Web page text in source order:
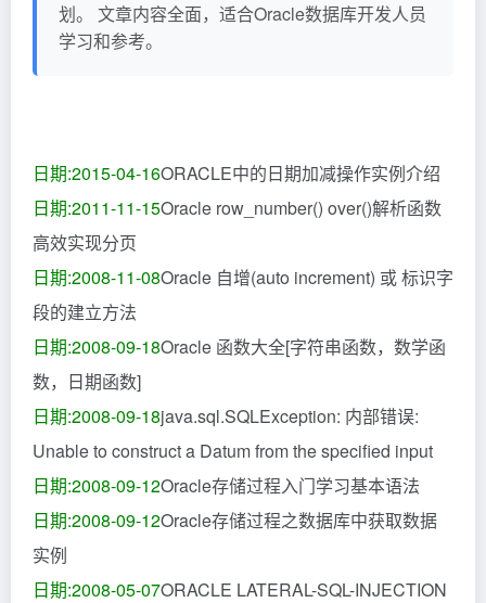
划。 文章内容全面，适合Oracle数据库开发人员
学习和参考。
日期:2015-04-16ORACLE中的日期加减操作实例介绍
日期:2011-11-15Oracle row_number() over()解析函数
高效实现分页
日期:2008-11-08Oracle 自增(auto increment) 或 标识字
段的建立方法
日期:2008-09-18Oracle 函数大全[字符串函数，数学函
数，日期函数]
日期:2008-09-18java.sql.SQLException: 内部错误:
Unable to construct a Datum from the specified input
日期:2008-09-12Oracle存储过程入门学习基本语法
日期:2008-09-12Oracle存储过程之数据库中获取数据
实例
日期:2008-05-07ORACLE LATERAL-SQL-INJECTION